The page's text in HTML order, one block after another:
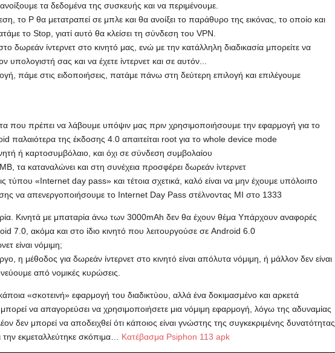
τα δεδομένα της συσκευής και να περιμένουμε.
το P θα μετατραπεί σε μπλε και θα ανοίξει το παράθυρο της εικόνας, το οποίο και
το Stop, γιατί αυτό θα κλείσει τη σύνδεση του VPN.
δωρεάν ίντερνετ στο κινητό μας, ενώ με την κατάλληλη διαδικασία μπορείτε να
υπολογιστή σας και να έχετε ίντερνετ και σε αυτόν...
πάμε στις ειδοποιήσεις, πατάμε πάνω στη δεύτερη επιλογή και επιλέγουμε
που πρέπει να λάβουμε υπόψιν μας πριν χρησιμοποιήσουμε την εφαρμογή για το
παλαιότερα της έκδοσης 4.0 απαιτείται root για το whole device mode
ή καρτοσυμβόλαιο, και όχι σε σύνδεση συμβολαίου
τα καταναλώνει και στη συνέχεια προσφέρει δωρεάν ίντερνετ
τύπου «Internet day pass» και τέτοια σχετικά, καλό είναι να μην έχουμε υπόλοιπο
να απενεργοποιήσουμε το Internet Day Pass στέλνοντας ΜΙ στο 1333
Κινητά με μπαταρία άνω των 3000mAh δεν θα έχουν θέμα Υπάρχουν αναφορές
7.0, ακόμα και στο ίδιο κινητό που λειτουργούσε σε Android 6.0
είναι νόμιμη;
η μέθοδος για δωρεάν ίντερνετ στο κινητό είναι απόλυτα νόμιμη, ή μάλλον δεν είναι
από νομικές κυρώσεις.
«σκοτεινή» εφαρμογή του διαδικτύου, αλλά ένα δοκιμασμένο και αρκετά
να απαγορεύσει να χρησιμοποιήσετε μια νόμιμη εφαρμογή, λόγω της αδυναμίας
δεν μπορεί να αποδειχθεί ότι κάποιος είναι γνώστης της συγκεκριμένης δυνατότητας
εκμεταλλεύτηκε σκόπιμα… Κατέβασμα Psiphon 113 apk